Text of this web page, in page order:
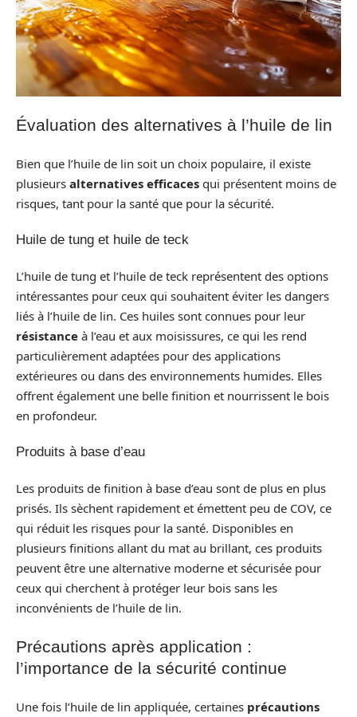
Évaluation des alternatives à l’huile de lin
Bien que l’huile de lin soit un choix populaire, il existe
plusieurs alternatives efficaces qui présentent moins de
risques, tant pour la santé que pour la sécurité.
Huile de tung et huile de teck
L’huile de tung et l’huile de teck représentent des options
intéressantes pour ceux qui souhaitent éviter les dangers
liés à l’huile de lin. Ces huiles sont connues pour leur
résistance à l’eau et aux moisissures, ce qui les rend
particulièrement adaptées pour des applications
extérieures ou dans des environnements humides. Elles
offrent également une belle finition et nourrissent le bois
en profondeur.
Produits à base d’eau
Les produits de finition à base d’eau sont de plus en plus
prisés. Ils sèchent rapidement et émettent peu de COV, ce
qui réduit les risques pour la santé. Disponibles en
plusieurs finitions allant du mat au brillant, ces produits
peuvent être une alternative moderne et sécurisée pour
ceux qui cherchent à protéger leur bois sans les
inconvénients de l’huile de lin.
Précautions après application :
l’importance de la sécurité continue
Une fois l’huile de lin appliquée, certaines précautions